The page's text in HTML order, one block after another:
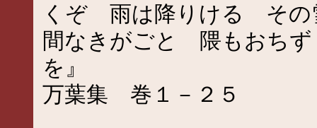
くぞ 雨は降りける そ
間なきがごと 隈もおち
万葉集 巻１－２５